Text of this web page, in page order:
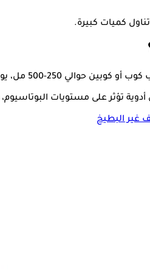
كميات كبيرة.
يوميًا كمية معقولة وآمنة.
تؤثر على مستويات